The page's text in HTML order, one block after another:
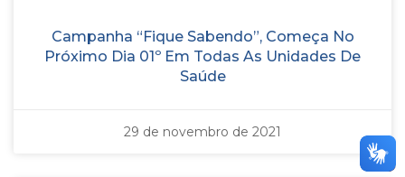
Campanha “Fique Sabendo”, Começa No
Próximo Dia 01º Em Todas As Unidades De
Saúde
29 de novembro de 2021